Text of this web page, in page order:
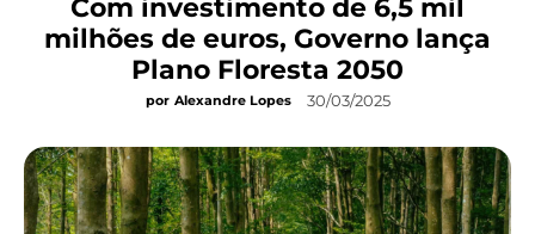
Com investimento de 6,5 mil
milhões de euros, Governo lança
Plano Floresta 2050
por Alexandre Lopes 30/03/2025